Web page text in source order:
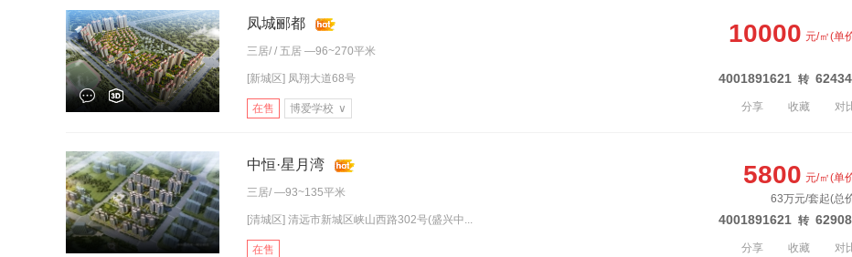
凤城郦都
三居/ / 五居 —96~270平米
[新城区] 凤翔大道68号 4001891621 转
在售 博爱学校 ∨
10000 元/㎡(单
分享 收藏 对
中恒·星月湾
三居/ —93~135平米
[清城区] 清远市新城区峡山西路302号(盛兴中... 4001891621 转
在售
5800 元/㎡(单
63万元/套起(总
分享 收藏 对